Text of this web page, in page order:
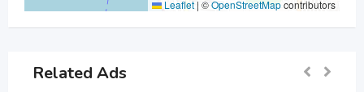
Leaflet | ©OpenStreetMapcontributors
Related Ads